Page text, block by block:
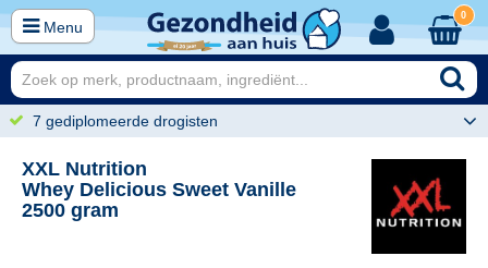
Menu
0
7 gediplomeerde drogisten
XXL Nutrition
Whey Delicious Sweet Vanille
2500 gram